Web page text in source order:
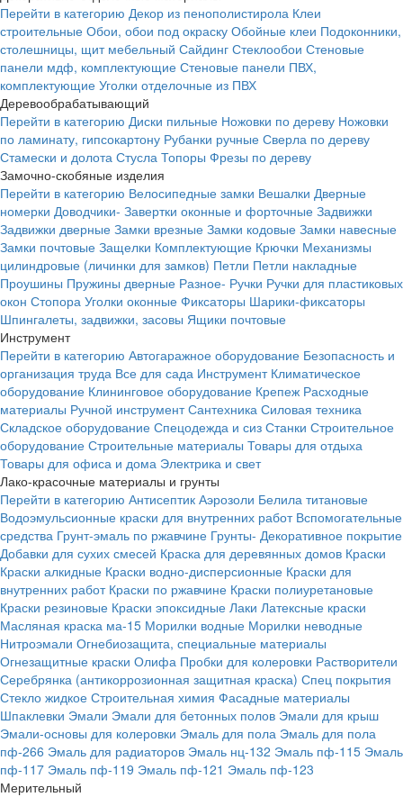
Перейти в категорию Декор из пенополистирола Клеи
строительные Обои, обои под окраску Обойные клеи Подоконники,
столешницы, щит мебельный Сайдинг Стеклообои Стеновые
панели мдф, комплектующие Стеновые панели ПВХ,
комплектующие Уголки отделочные из ПВХ
Деревообрабатывающий
Перейти в категорию Диски пильные Ножовки по дереву Ножовки
по ламинату, гипсокартону Рубанки ручные Сверла по дереву
Стамески и долота Стусла Топоры Фрезы по дереву
Замочно-скобяные изделия
Перейти в категорию Велосипедные замки Вешалки Дверные
номерки Доводчики- Завертки оконные и форточные Задвижки
Задвижки дверные Замки врезные Замки кодовые Замки навесные
Замки почтовые Защелки Комплектующие Крючки Механизмы
цилиндровые (личинки для замков) Петли Петли накладные
Проушины Пружины дверные Разное- Ручки Ручки для пластиковых
окон Стопора Уголки оконные Фиксаторы Шарики-фиксаторы
Шпингалеты, задвижки, засовы Ящики почтовые
Инструмент
Перейти в категорию Автогаражное оборудование Безопасность и
организация труда Все для сада Инструмент Климатическое
оборудование Клининговое оборудование Крепеж Расходные
материалы Ручной инструмент Сантехника Силовая техника
Складское оборудование Спецодежда и сиз Станки Строительное
оборудование Строительные материалы Товары для отдыха
Товары для офиса и дома Электрика и свет
Лако-красочные материалы и грунты
Перейти в категорию Антисептик Аэрозоли Белила титановые
Водоэмульсионные краски для внутренних работ Вспомогательные
средства Грунт-эмаль по ржавчине Грунты- Декоративное покрытие
Добавки для сухих смесей Краска для деревянных домов Краски
Краски алкидные Краски водно-дисперсионные Краски для
внутренних работ Краски по ржавчине Краски полиуретановые
Краски резиновые Краски эпоксидные Лаки Латексные краски
Масляная краска ма-15 Морилки водные Морилки неводные
Нитроэмали Огнебиозащита, специальные материалы
Огнезащитные краски Олифа Пробки для колеровки Растворители
Серебрянка (антикоррозионная защитная краска) Спец покрытия
Стекло жидкое Строительная химия Фасадные материалы
Шпаклевки Эмали Эмали для бетонных полов Эмали для крыш
Эмали-основы для колеровки Эмаль для пола Эмаль для пола
пф-266 Эмаль для радиаторов Эмаль нц-132 Эмаль пф-115 Эмаль
пф-117 Эмаль пф-119 Эмаль пф-121 Эмаль пф-123
Мерительный